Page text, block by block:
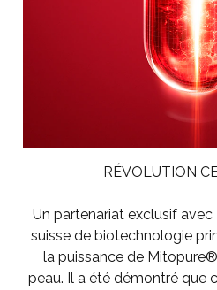
RÉVOLUTION
Un partenariat exclusif
suisse de biotechnologie
la puissance de
peau. Il a été démontré que